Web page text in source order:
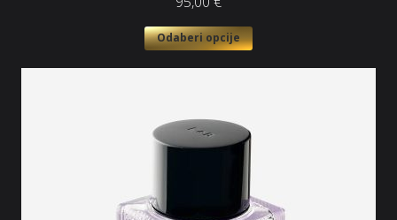
Odaberi opcije